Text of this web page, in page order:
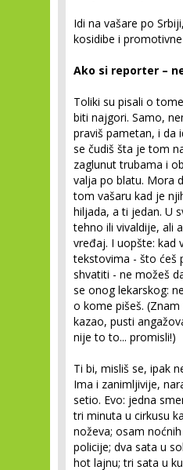
Idi na vašare po
kosidibe i
Ako si reporter –
Toliki su pisali o
biti najgori. Samo,
praviš pametan, i da
se čudiš šta je tom
zaglunut trubama i
valja po blatu. Mora
tom vašaru kad je
hiljada, a ti jedan. U
tehno ili vivaldije, ali
vređaj. I uopšte: kad
tekstovima - što ćeš
shvatiti - ne možeš
se onog lekarskog:
o kome pišeš.
kazao, pusti
nije to to... promisli!)
Ti bi, misliš se, ipak
Ima i zanimljivije,
setio. Evo: jedna
tri minuta u cirkusu
noževa; osam
policije; dva sata u
hot lajnu; tri sata u